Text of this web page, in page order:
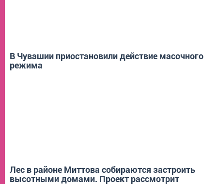
В Чувашии приостановили действие масочного
режима
Лес в районе Миттова собираются застроить
высотными домами. Проект рассмотрит